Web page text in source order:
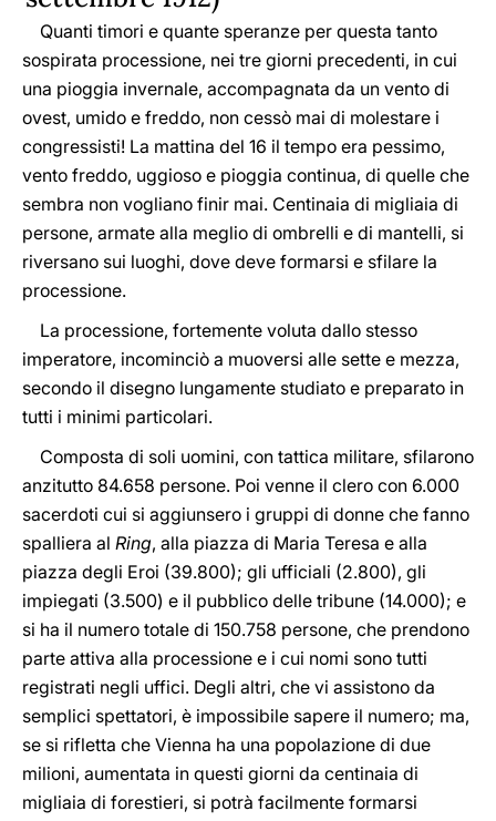
Quanti timori e quante speranze per questa tanto
sospirata processione, nei tre giorni precedenti, in cui
una pioggia invernale, accompagnata da un vento di
ovest, umido e freddo, non cessò mai di molestare i
congressisti! La mattina del 16 il tempo era pessimo,
vento freddo, uggioso e pioggia continua, di quelle che
sembra non vogliano finir mai. Centinaia di migliaia di
persone, armate alla meglio di ombrelli e di mantelli, si
riversano sui luoghi, dove deve formarsi e sfilare la
processione.
La processione, fortemente voluta dallo stesso
imperatore, incominciò a muoversi alle sette e mezza,
secondo il disegno lungamente studiato e preparato in
tutti i minimi particolari.
Composta di soli uomini, con tattica militare, sfilarono
anzitutto 84.658 persone. Poi venne il clero con 6.000
sacerdoti cui si aggiunsero i gruppi di donne che fanno
spalliera al Ring, alla piazza di Maria Teresa e alla
piazza degli Eroi (39.800); gli ufficiali (2.800), gli
impiegati (3.500) e il pubblico delle tribune (14.000); e
si ha il numero totale di 150.758 persone, che prendono
parte attiva alla processione e i cui nomi sono tutti
registrati negli uffici. Degli altri, che vi assistono da
semplici spettatori, è impossibile sapere il numero; ma,
se si rifletta che Vienna ha una popolazione di due
milioni, aumentata in questi giorni da centinaia di
migliaia di forestieri, si potrà facilmente formarsi